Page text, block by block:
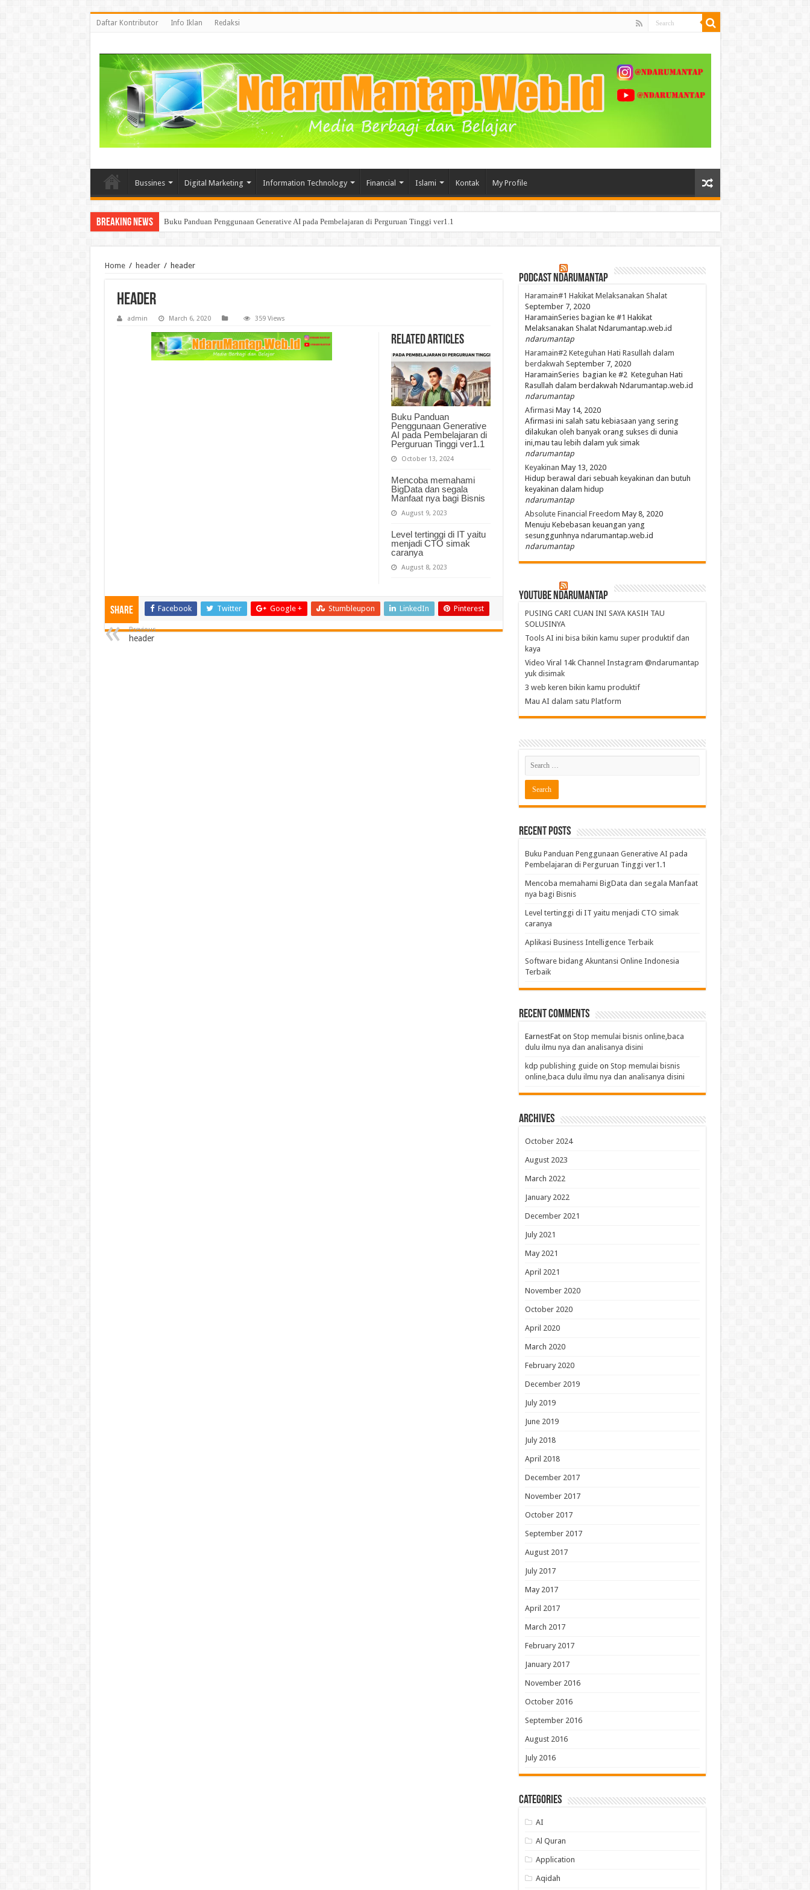
Daftar Kontributor Info Iklan Redaksi
Bussines Digital Marketing Information Technology Financial Islami Kontak My Profile
Breaking News Mencoba memahami BigData dan segala Manfaat nya bagi Bisnis
Home / header / header
header
admin March 6, 2020 359 Views
Related Articles
Buku Panduan
Penggunaan Generative
AI pada Pembelajaran di
Perguruan Tinggi ver1.1
October 13, 2024
Mencoba memahami
BigData dan segala
Manfaat nya bagi Bisnis
August 9, 2023
Level tertinggi di IT yaitu
menjadi CTO simak
caranya
August 8, 2023
Share Facebook Twitter Google + Stumbleupon LinkedIn Pinterest
Previous
header
PodCast NdaruMantap
Haramain#1 Hakikat Melaksanakan Shalat
September 7, 2020
HaramainSeries bagian ke #1 Hakikat
Melaksanakan Shalat Ndarumantap.web.id
ndarumantap
Haramain#2 Keteguhan Hati Rasullah dalam
berdakwah September 7, 2020
HaramainSeries bagian ke #2 Keteguhan Hati
Rasullah dalam berdakwah Ndarumantap.web.id
ndarumantap
Afirmasi May 14, 2020
Afirmasi ini salah satu kebiasaan yang sering
dilakukan oleh banyak orang sukses di dunia
ini,mau tau lebih dalam yuk simak
ndarumantap
Keyakinan May 13, 2020
Hidup berawal dari sebuah keyakinan dan butuh
keyakinan dalam hidup
ndarumantap
Absolute Financial Freedom May 8, 2020
Menuju Kebebasan keuangan yang
sesunggunhnya ndarumantap.web.id
ndarumantap
Youtube NdaruMantap
PUSING CARI CUAN INI SAYA KASIH TAU
SOLUSINYA
Tools AI ini bisa bikin kamu super produktif dan
kaya
Video Viral 14k Channel Instagram @ndarumantap
yuk disimak
3 web keren bikin kamu produktif
Mau AI dalam satu Platform
Recent Posts
Buku Panduan Penggunaan Generative AI pada
Pembelajaran di Perguruan Tinggi ver1.1
Mencoba memahami BigData dan segala Manfaat
nya bagi Bisnis
Level tertinggi di IT yaitu menjadi CTO simak
caranya
Aplikasi Business Intelligence Terbaik
Software bidang Akuntansi Online Indonesia
Terbaik
Recent Comments
EarnestFaton Stop memulai bisnis online,baca
dulu ilmu nya dan analisanya disini
kdp publishing guideon Stop memulai bisnis
online,baca dulu ilmu nya dan analisanya disini
Archives
October 2024
August 2023
March 2022
January 2022
December 2021
July 2021
May 2021
April 2021
November 2020
October 2020
April 2020
March 2020
February 2020
December 2019
July 2019
June 2019
July 2018
April 2018
December 2017
November 2017
October 2017
September 2017
August 2017
July 2017
May 2017
April 2017
March 2017
February 2017
January 2017
November 2016
October 2016
September 2016
August 2016
July 2016
Categories
AI
Al Quran
Application
Aqidah